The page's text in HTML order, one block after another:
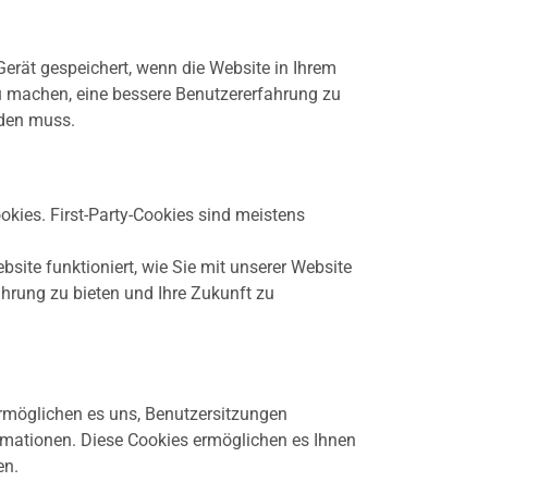
gespeichert, wenn die Website in Ihrem
eine bessere Benutzererfahrung zu
muss.
First-Party-Cookies sind meistens
funktioniert, wie Sie mit unserer Website
zu bieten und Ihre Zukunft zu
es uns, Benutzersitzungen
Diese Cookies ermöglichen es Ihnen